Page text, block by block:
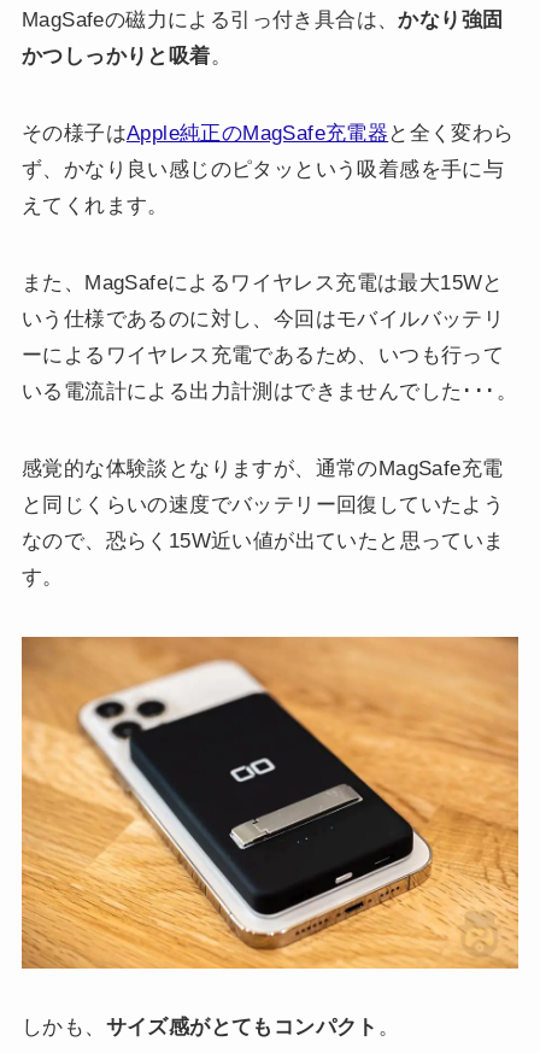
MagSafeの磁力による引っ付き具合は、かなり強固
かつしっかりと吸着。
その様子はApple純正のMagSafe充電器 と全く変わら
ず、かなり良い感じのピタッという吸着感を手に与
えてくれます。
また、MagSafeによるワイヤレス充電は最大15Wと
いう仕様であるのに対し、今回はモバイルバッテリ
ーによるワイヤレス充電であるため、いつも行って
いる電流計による出力計測はできませんでした･･･。
感覚的な体験談となりますが、通常のMagSafe充電
と同じくらいの速度でバッテリー回復していたよう
なので、恐らく15W近い値が出ていたと思っていま
す。
しかも、 サイズ感がとてもコンパクト 。